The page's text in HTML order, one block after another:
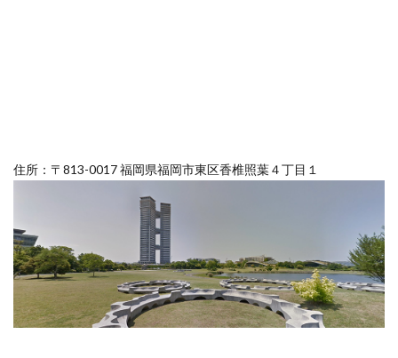
住所：〒813-0017 福岡県福岡市東区香椎照葉４丁目１